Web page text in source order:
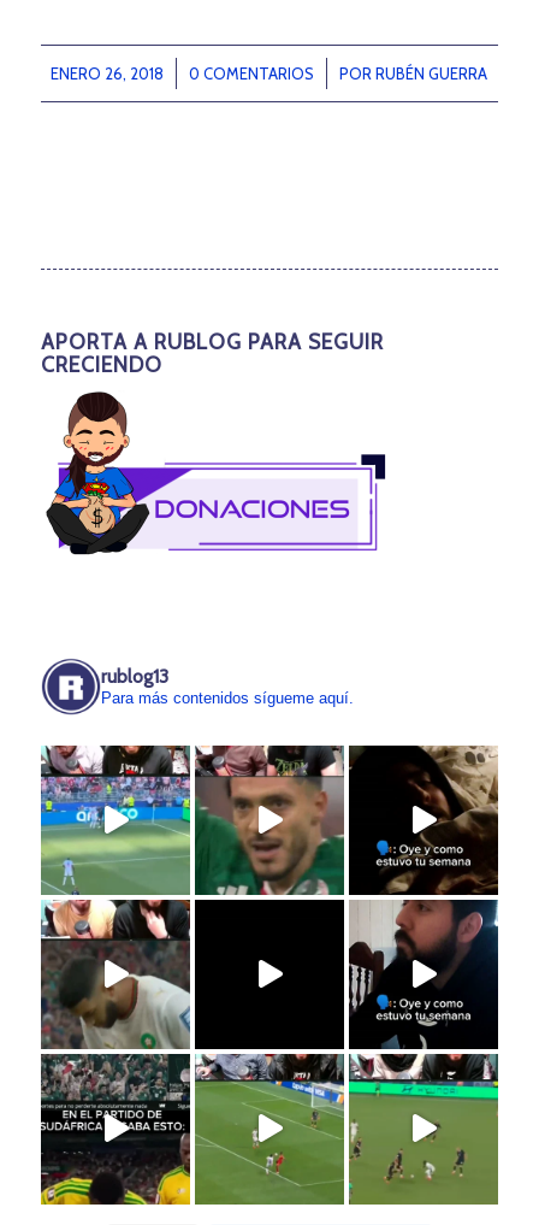
ENERO 26, 2018
/ 0 COMENTARIOS
/ PORRUBÉN GUERRA
APORTA A RUBLOG PARA SEGUIR
CRECIENDO
rublog13
Para más contenidos sígueme aquí.